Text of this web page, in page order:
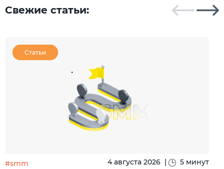
Свежие статьи:
Статьи
#smm 4 августа 2026 | 5 минут